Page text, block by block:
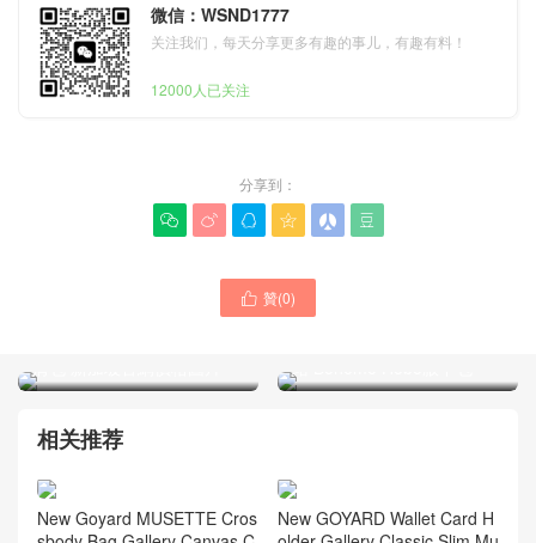
微信：WSND1777
关注我们，每天分享更多有趣的事儿，有趣有料！
12000人已关注
分享到：
     
 贊(0)
相关推荐
New Goyard MUSETTE Cros
New GOYARD Wallet Card H